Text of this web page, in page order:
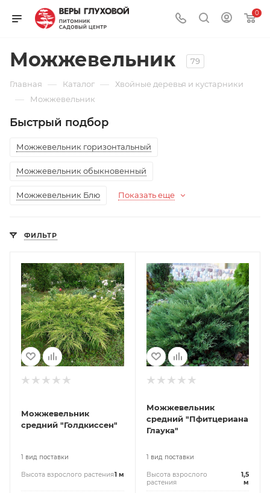
0
Можжевельник 79
Главная — Каталог — Хвойные деревья и кустарники
— Можжевельник
Быстрый подбор
Можжевельник горизонтальный
Можжевельник обыкновенный
Можжевельник Блю Показать еще
ФИЛЬТР
Можжевельник
средний "Голдкиссен"
1 вид поставки
Высота взрослого растения1 м
Можжевельник
средний "Пфитцериана
Глаука"
1 вид поставки
Высота взрослого
растения
1,5
м